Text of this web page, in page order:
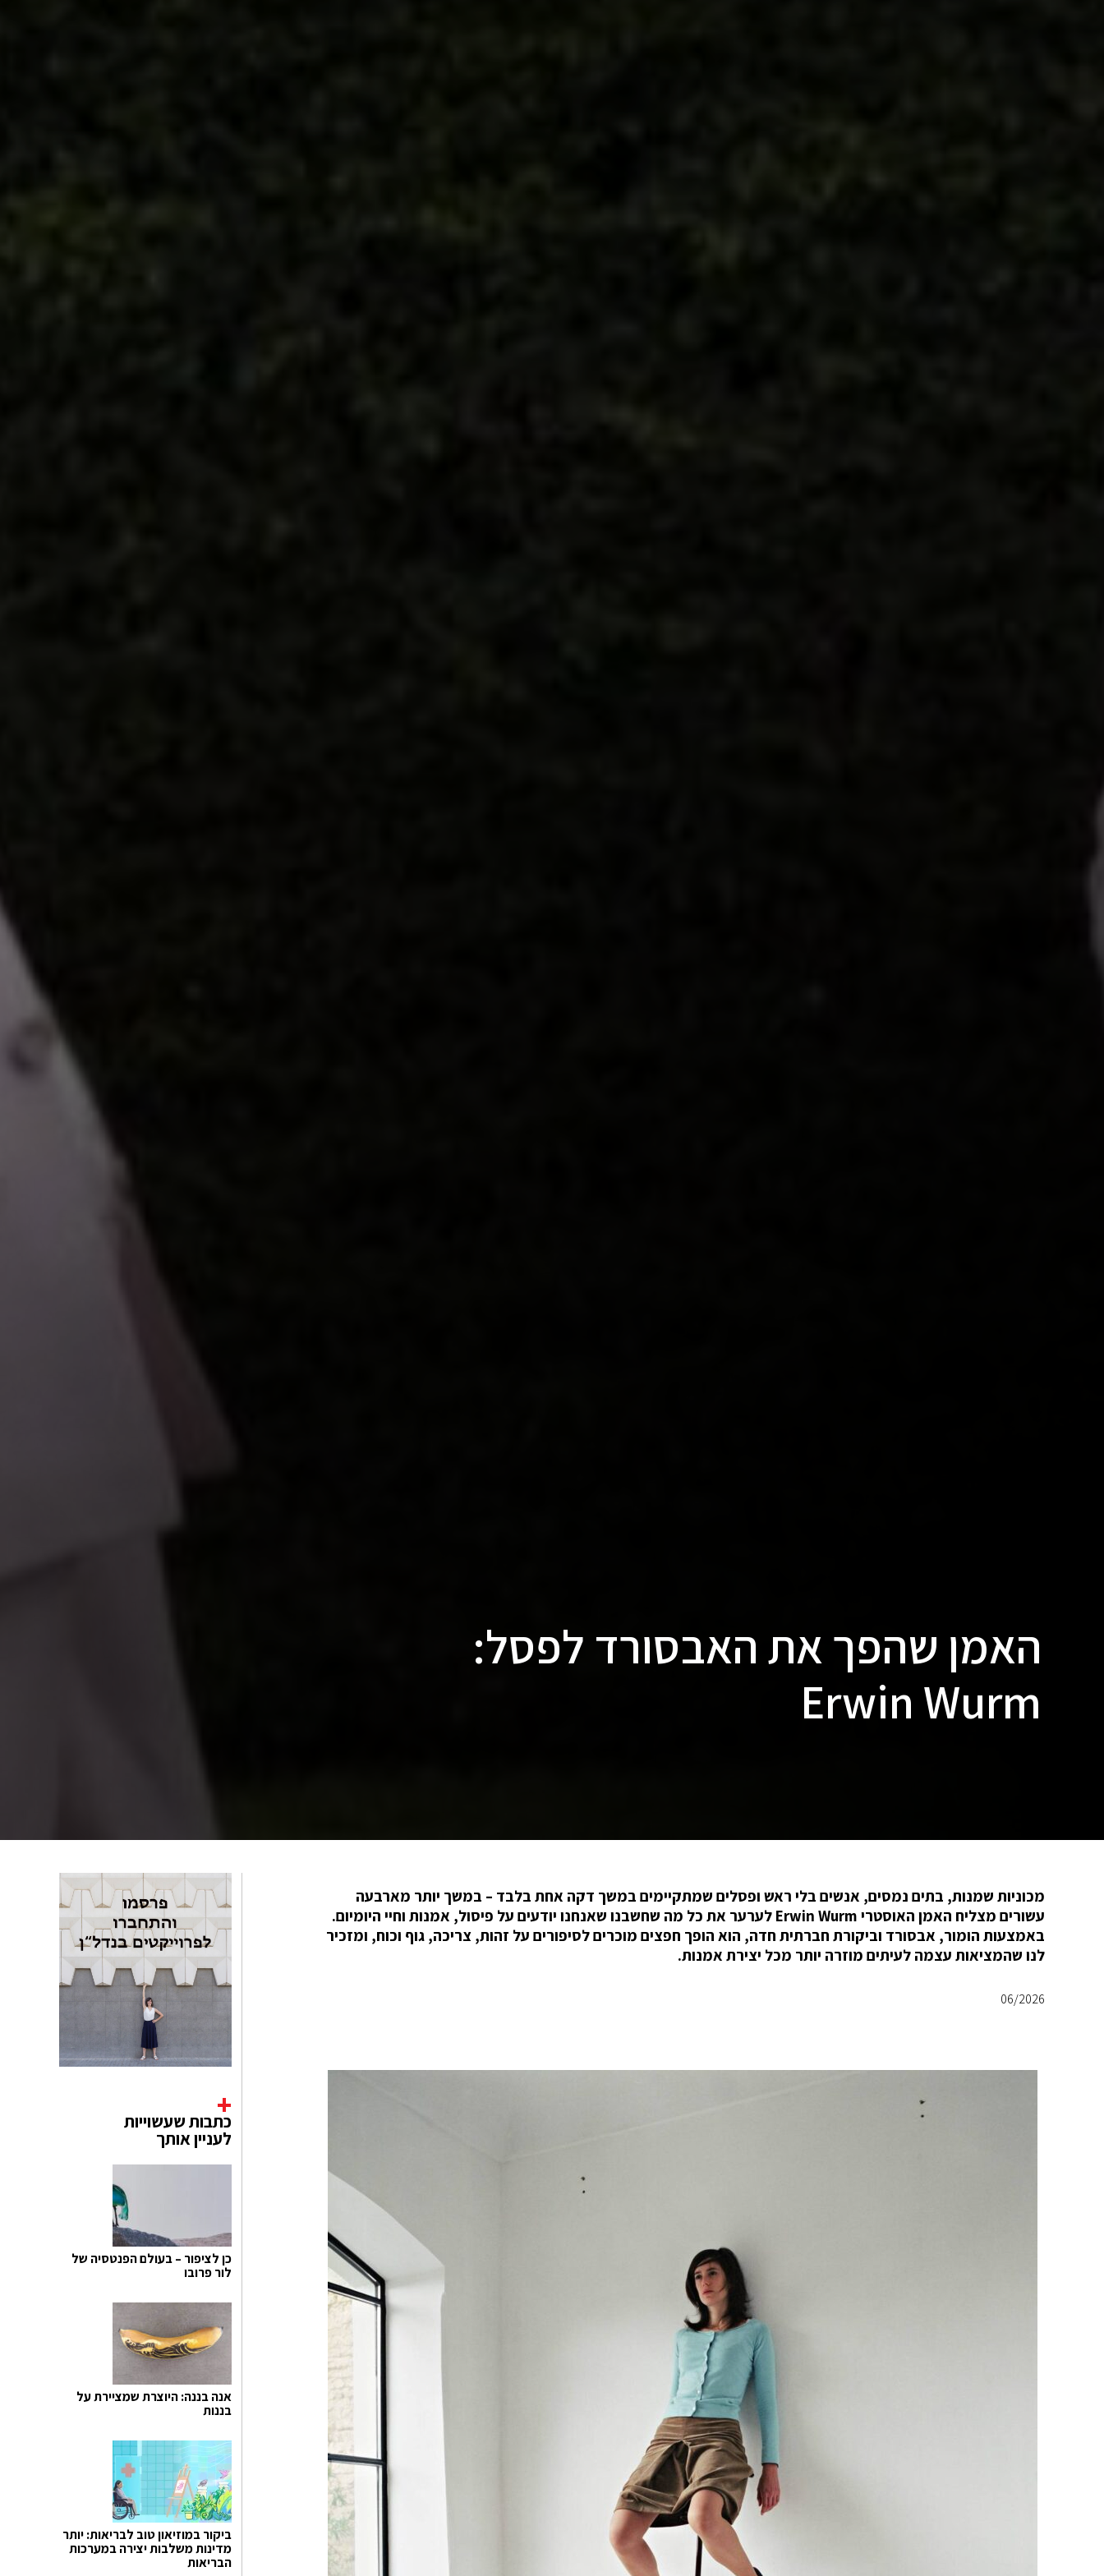
האמן שהפך את האבסורד לפסל:
Erwin Wurm
מכוניות שמנות, בתים נמסים, אנשים בלי ראש ופסלים שמתקיימים במשך דקה אחת בלבד – במשך יותר מארבעה
עשורים מצליח האמן האוסטרי Erwin Wurm לערער את כל מה שחשבנו שאנחנו יודעים על פיסול, אמנות וחיי היומיום.
באמצעות הומור, אבסורד וביקורת חברתית חדה, הוא הופך חפצים מוכרים לסיפורים על זהות, צריכה, גוף וכוח, ומזכיר
לנו שהמציאות עצמה לעיתים מוזרה יותר מכל יצירת אמנות.
06/2026
כתבות שעשוייות
לעניין אותך
כן לציפור – בעולם הפנטסיה של
לור פרובו
אנה בננה: היוצרת שמציירת על
בננות
ביקור במוזיאון טוב לבריאות: יותר
מדינות משלבות יצירה במערכות
הבריאות